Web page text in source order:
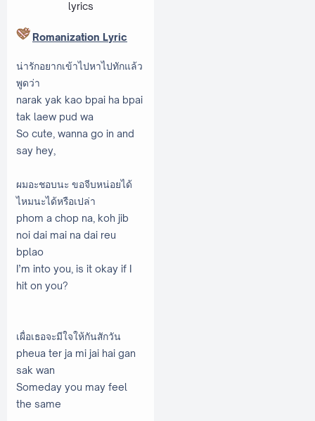
lyrics
Romanization Lyric
น่ารักอยากเข้าไปหาไปทักแล้ว
พูดว่า
narak yak kao bpai ha bpai
tak laew pud wa
So cute, wanna go in and
say hey,
ผมอะชอบนะ ขอจีบหน่อยได้
ไหมนะได้หรือเปล่า
phom a chop na, koh jib
noi dai mai na dai reu
bplao
I’m into you, is it okay if I
hit on you?
เผื่อเธอจะมีใจให้กันสักวัน
pheua ter ja mi jai hai gan
sak wan
Someday you may feel
the same